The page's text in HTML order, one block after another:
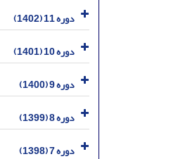
دوره 11 (1402)
دوره 10 (1401)
دوره 9 (1400)
دوره 8 (1399)
دوره 7 (1398)